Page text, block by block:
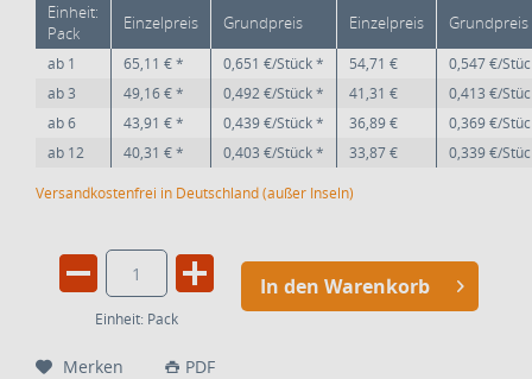
Einheit:
Pack
Einzelpreis Grundpreis Einzelpreis Grundpreis
ab 1 65,11 € * 0,651 €/Stück * 54,71 €
0,547 €/
ab3 49,16 € * 0,492 €/Stück * 41,31 €
0,413 €/
ab6 43,91 € * 0,439 €/Stück * 36,89 €
0,369 €/
ab 12 40,31 € * 0,403 €/Stück * 33,87 €
0,339 €/
Versandkostenfrei in Deutschland (außer Inseln)
Einheit: Pack
In den Warenkorb
Merken PDF